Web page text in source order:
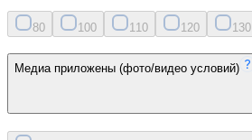
80 100 11 0 120 130
Медиа приложены (фото/видео условий)